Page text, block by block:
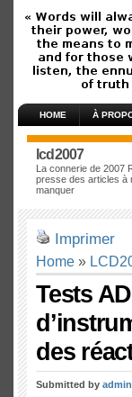
HOME À
lcd2007
La connerie de 2007
presse des articles à
manquer
Imprimer
Home »
Tests
des
Submitted by admin